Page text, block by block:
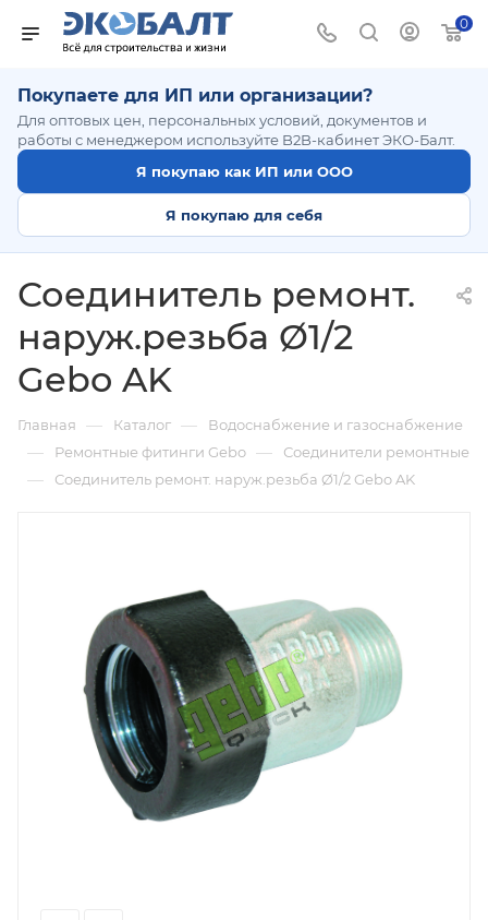
0
Покупаете для ИП или организации?
Для оптовых цен, персональных условий, документов и
работы с менеджером используйте B2B-кабинет ЭКО-Балт.
Я покупаю как ИП или ООО
Я покупаю для себя
Соединитель ремонт.
наруж.резьба Ø1/2
Gebo AK
Главная — Каталог — Водоснабжение и газоснабжение
— Ремонтные фитинги Gebo — Соединители ремонтные
— Соединитель ремонт. наруж.резьба Ø1/2 Gebo AK